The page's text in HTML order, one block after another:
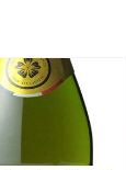
お酒